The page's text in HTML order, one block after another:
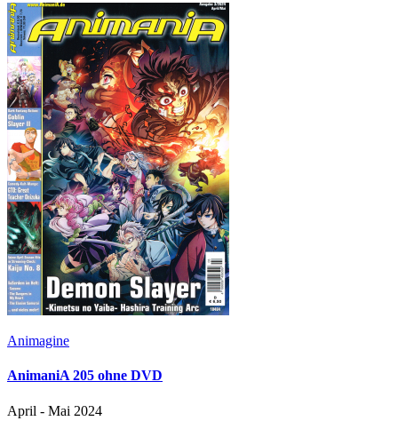
Animagine
AnimaniA 205 ohne DVD
April - Mai 2024